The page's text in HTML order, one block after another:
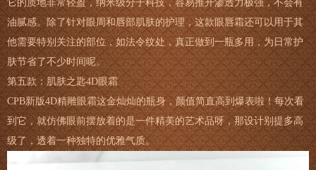
它的质地非常轻盈，纳米级分子科技，容易推开渗透力极强，不会有
油腻感。除了针对眼周和唇部肌肤的护理，这款眼唇霜还可以用于其
他需要特别关注的部位，如法令纹处，真正做到一瓶多用，为日常护
肤节省了不少时间呢。
第五款：肌肤之匙4D眼霜
CPB新版4D精雕眼霜这金灿灿的瓶身，颜值简直高到爆表啦！每次看
到它，就仿佛眼前摆放着的是一件精美的艺术品呀，那设计别提多高
级了，透着一种独特的优雅气质。